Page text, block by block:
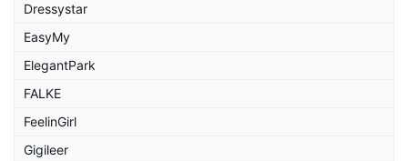
Dressystar
EasyMy
ElegantPark
FALKE
FeelinGirl
Gigileer